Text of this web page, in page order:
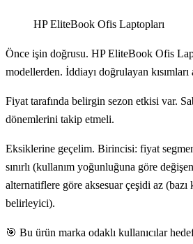
HP EliteBook Ofis Laptopları
Önce işin doğrusu. HP EliteBook Ofis
modellerden. İddiayı doğrulayan kısımları
Fiyat tarafında belirgin sezon etkisi var.
dönemlerini takip etmeli.
Eksiklerine geçelim. Birincisi: fiyat
sınırlı (kullanım yoğunluğuna göre
alternatiflere göre aksesuar çeşidi az (bazı
belirleyici).
🎯 Bu ürün marka odaklı kullanıcılar